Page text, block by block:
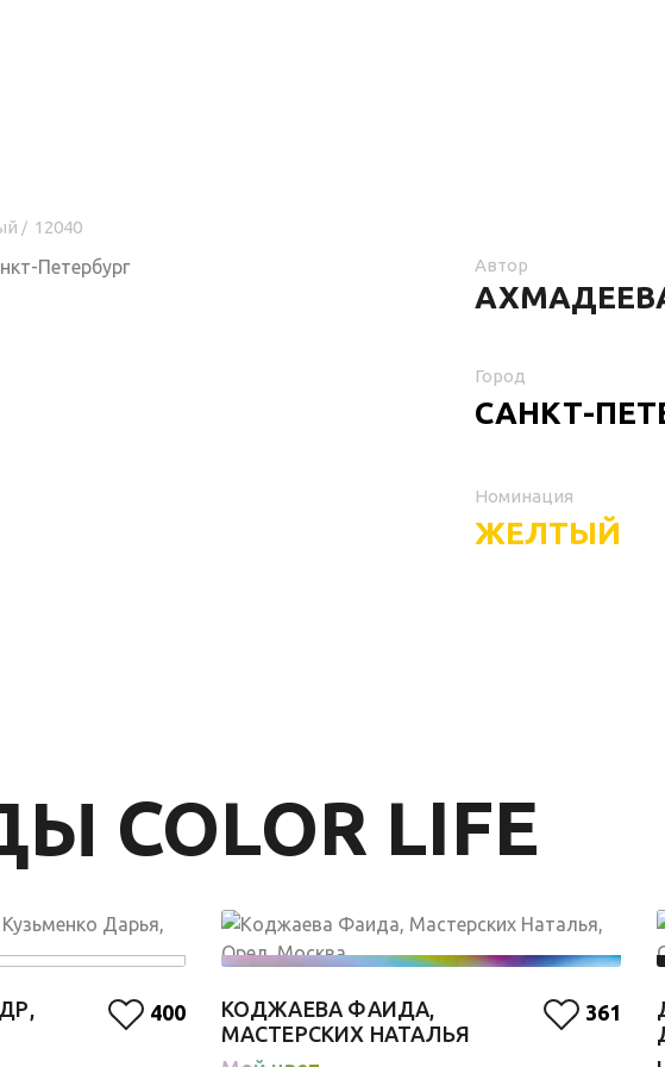
/ 12040
Автор
Город
САНКТ-
Номинация
ЖЕЛТЫЙ
COLOR LIFE
400
КОДЖАЕВА ФАИДА,
МАСТЕРСКИХ НАТАЛЬЯ
361